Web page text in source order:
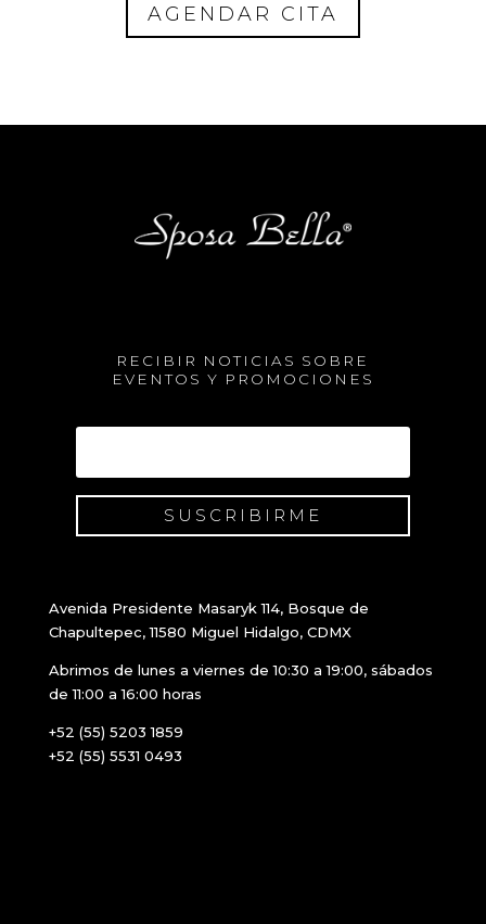
AGENDAR CITA
RECIBIR NOTICIAS SOBRE
EVENTOS Y PROMOCIONES
SUSCRIBIRME
Avenida Presidente Masaryk 114, Bosque de
Chapultepec, 11580 Miguel Hidalgo, CDMX
Abrimos de lunes a viernes de 10:30 a 19:00, sábados
de 11:00 a 16:00 horas
+52 (55) 5203 1859
+52 (55) 5531 0493